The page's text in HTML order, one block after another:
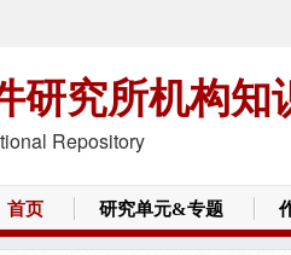
研究所机构知
Repository
首页 研究单元&专题